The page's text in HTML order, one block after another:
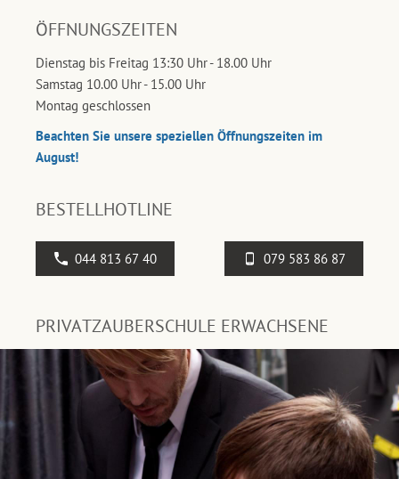
ÖFFNUNGSZEITEN
Dienstag bis Freitag 13:30 Uhr - 18.00 Uhr
Samstag 10.00 Uhr - 15.00 Uhr
Montag geschlossen
Beachten Sie unsere speziellen Öffnungszeiten im
August!
BESTELLHOTLINE
044 813 67 40 079 583 86 87
PRIVATZAUBERSCHULE ERWACHSENE